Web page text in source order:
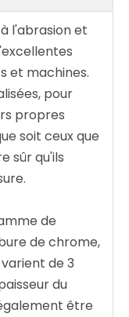
l'abrasion et
et machines.
pour
propres
soit ceux que
sûr qu'ils
de
de chrome,
de 3
du
être